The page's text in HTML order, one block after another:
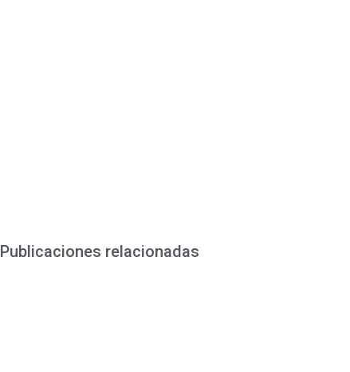
Publicaciones relacionadas